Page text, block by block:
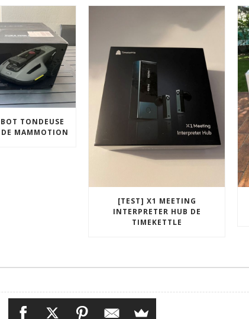
TONDEUSE
MAMMOTION
[TEST] X1 MEETING
INTERPRETER HUB DE
TIMEKETTLE